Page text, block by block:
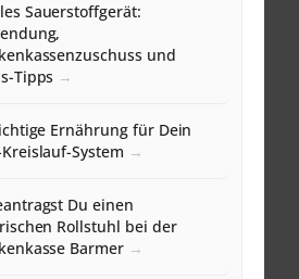
Sauerstoffgerät:
und
Tipps
Ernährung für Dein
System
Du einen
Rollstuhl bei der
Barmer